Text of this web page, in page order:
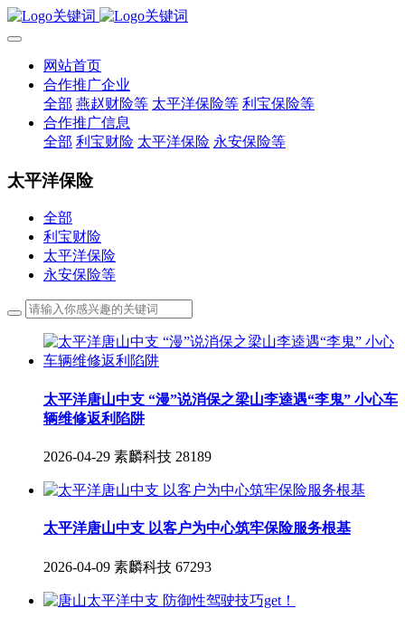
网站首页
合作推广企业
全部 燕赵财险等 太平洋保险等 利宝保险等
合作推广信息
全部 利宝财险 太平洋保险 永安保险等
太平洋保险
全部
利宝财险
太平洋保险
永安保险等
太平洋唐山中支 “漫”说消保之梁山李逵遇“李鬼” 小心车
辆维修返利陷阱
2026-04-29 素麟科技 28189
太平洋唐山中支 以客户为中心筑牢保险服务根基
2026-04-09 素麟科技 67293